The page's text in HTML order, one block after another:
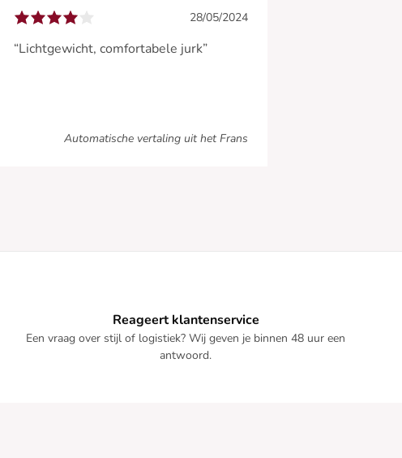
28/05/2024
“Lichtgewicht, comfortabele jurk”
Automatische vertaling uit het Frans
Reageert klantenservice
Een vraag over stijl of logistiek? Wij geven je binnen 48 uur een
antwoord.